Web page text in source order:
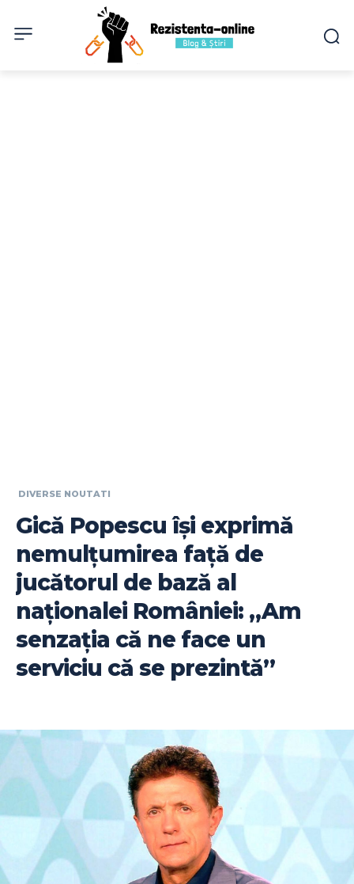
DIVERSE NOUTATI
Gică Popescu își exprimă
nemulțumirea față de
jucătorul de bază al
naționalei României: „Am
senzația că ne face un
serviciu că se prezintă”